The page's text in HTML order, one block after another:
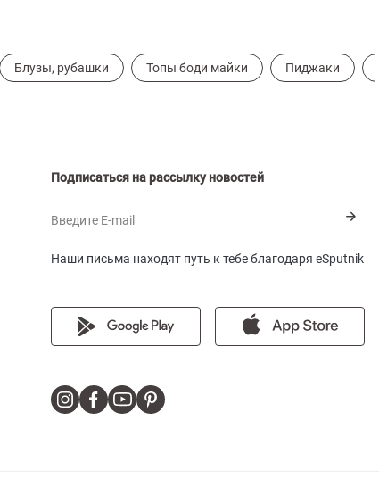
Блузы, рубашки Топы боди майки Пиджаки
Подписаться на рассылку новостей
Введите E-mail
Наши письма находят путь к тебе благодаря eSputnik